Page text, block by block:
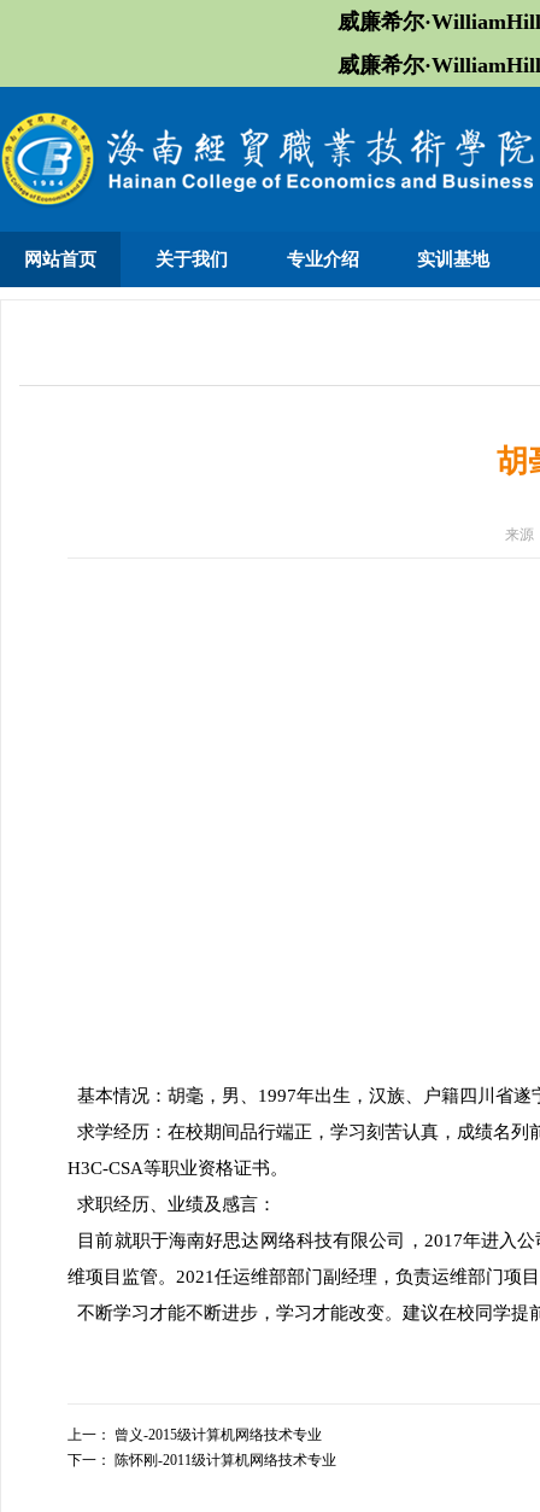
威廉希尔
威廉希尔
网站首页 关于我们 专业介绍 实训基地
胡
来源
基本情况：胡毫，男、1997年出生，汉族、户籍四川省
求学经历：在校期间品行端正，学习刻苦认真，成绩名列
H3C-CSA等职业资格证书。
求职经历、业绩及感言：
目前就职于海南好思达网络科技有限公司，2017年进入
维项目监管。2021任运维部部门副经理，负责运维部门
不断学习才能不断进步，学习才能改变。建议在校同学
上一：
曾义-2015级计算机网络技术专业
下一：
陈怀刚-2011级计算机网络技术专业